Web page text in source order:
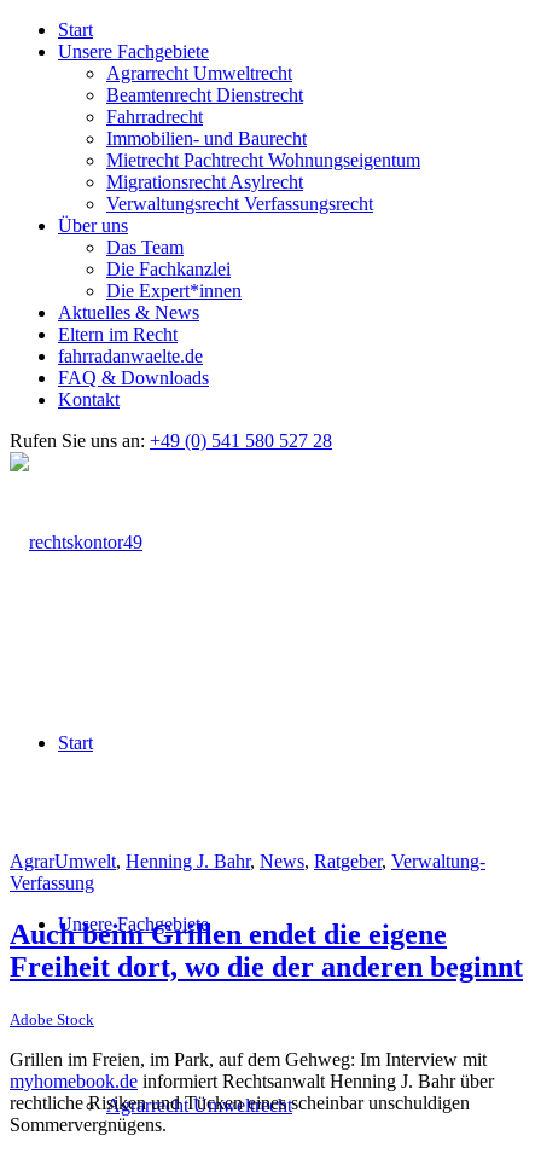
Start
Unsere Fachgebiete
Agrarrecht Umweltrecht
Beamtenrecht Dienstrecht
Fahrradrecht
Immobilien- und Baurecht
Mietrecht Pachtrecht Wohnungseigentum
Migrationsrecht Asylrecht
Verwaltungsrecht Verfassungsrecht
Über uns
Das Team
Die Fachkanzlei
Die Expert*innen
Aktuelles & News
Eltern im Recht
fahrradanwaelte.de
FAQ & Downloads
Kontakt
Rufen Sie uns an: +49 (0) 541 580 527 28
Start
Unsere Fachgebiete
Agrarrecht Umweltrecht
AgrarUmwelt, Henning J. Bahr, News, Ratgeber, Verwaltung-
Verfassung
Auch beim Grillen endet die eigene
Freiheit dort, wo die der anderen beginnt
Adobe Stock
Grillen im Freien, im Park, auf dem Gehweg: Im Interview mit
myhomebook.de informiert Rechtsanwalt Henning J. Bahr über
rechtliche Risiken und Tücken eines scheinbar unschuldigen
Sommervergnügens.